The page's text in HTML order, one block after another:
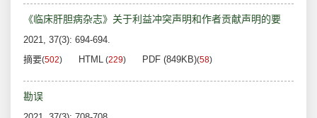
《临床肝胆病杂志》关于利益冲突声明和作者贡献声明的要
2021, 37(3): 694-694.
摘要(502) HTML (229) PDF (849KB)(58)
勘误